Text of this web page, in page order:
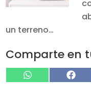
un terreno…
Comparte en
Compartir
WhatsApp